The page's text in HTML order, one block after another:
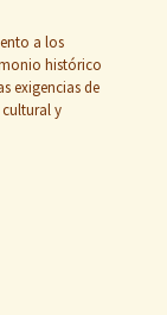
a los
histórico
exigencias de
y